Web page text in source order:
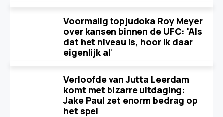
Voormalig topjudoka Roy Meyer
over kansen binnen de UFC: 'Als
dat het niveau is, hoor ik daar
eigenlijk al'
Verloofde van Jutta Leerdam
komt met bizarre uitdaging:
Jake Paul zet enorm bedrag op
het spel